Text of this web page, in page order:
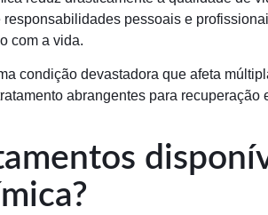
pessoais e
com a vida.
condição devastadora que afeta
abrangentes para recuperação